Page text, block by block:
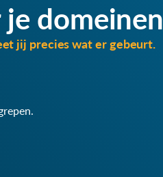
domeinen
jij precies wat er gebeurt.